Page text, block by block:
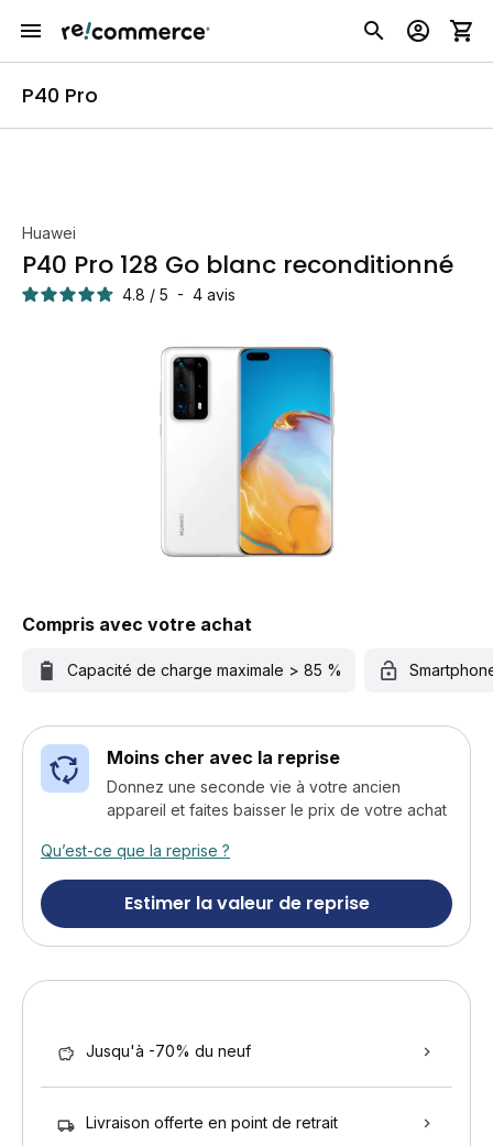
P40 Pro
Huawei
P40 Pro 128 Go blanc reconditionné
4.8 / 5 - 4 avis
Compris avec votre achat
Capacité de charge maximale > 85 %
Moins cher avec la reprise
Donnez une seconde vie à votre ancien
appareil et faites baisser le prix de votre achat
Qu’est-ce que la reprise ?
Estimer la valeur de reprise
Jusqu'à -70% du neuf
Livraison offerte en point de retrait